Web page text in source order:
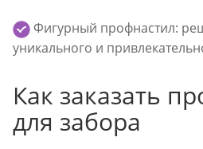
Фигурный профнастил:
уникального и
Как заказать
для забора